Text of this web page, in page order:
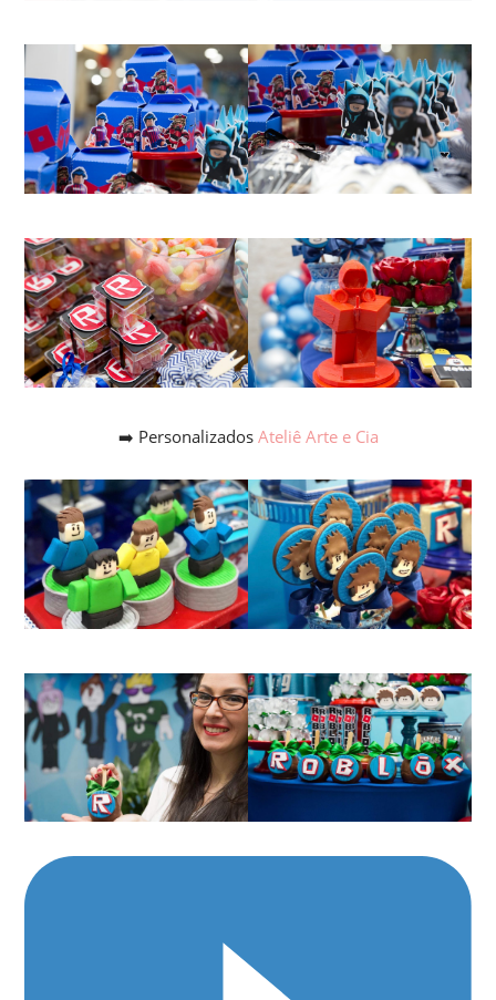
➡️ Personalizados Ateliê Arte e Cia